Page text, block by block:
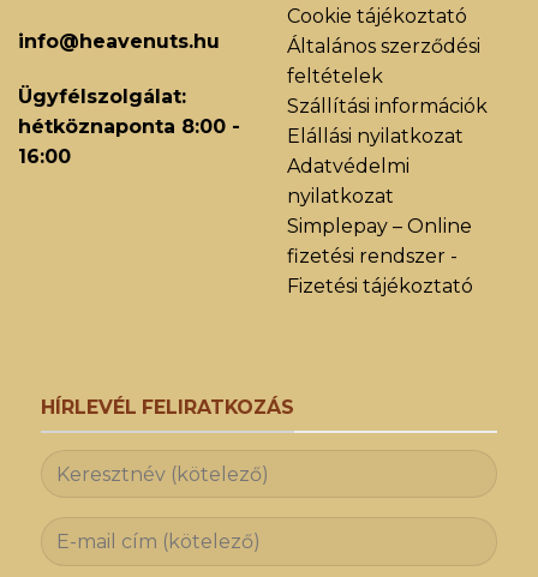
info@heavenuts.hu
Ügyfélszolgálat:
hétköznaponta 8:00 -
16:00
Cookie tájékoztató
Általános szerződési
feltételek
Szállítási információk
Elállási nyilatkozat
Adatvédelmi
nyilatkozat
Simplepay – Online
fizetési rendszer -
Fizetési tájékoztató
HÍRLEVÉL FELIRATKOZÁS